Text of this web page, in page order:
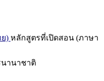
) หลักสูตรที่เปิดสอน (ภาษา
านาชาติ